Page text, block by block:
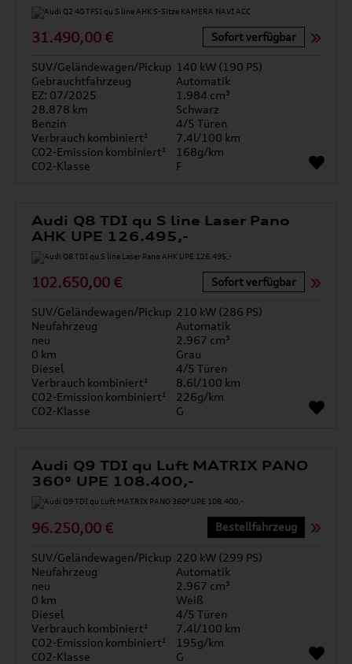
31.490,00 € Sofort verfügbar
SUV/Geländewagen/Pickup 140 kW (190 PS)
Gebrauchtfahrzeug
Automatik
EZ: 07/2025
1.984 cm³
28.878 km
Schwarz
Benzin
4/5 Türen
Verbrauch kombiniert¹
7.4l/100 km
CO2-Emission kombiniert¹
168g/km
CO2-Klasse
F
Audi Q8 TDI qu S line Laser Pano
AHK UPE 126.495,-
102.650,00 € Sofort verfügbar
SUV/Geländewagen/Pickup 210 kW (286 PS)
Neufahrzeug
Automatik
neu
2.967 cm³
0 km
Grau
Diesel
4/5 Türen
Verbrauch kombiniert¹
8.6l/100 km
CO2-Emission kombiniert¹
226g/km
CO2-Klasse
G
Audi Q9 TDI qu Luft MATRIX PANO
360° UPE 108.400,-
96.250,00 € Bestellfahrzeug
SUV/Geländewagen/Pickup 220 kW (299 PS)
Neufahrzeug
Automatik
neu
2.967 cm³
0 km
Weiß
Diesel
4/5 Türen
Verbrauch kombiniert¹
7.4l/100 km
CO2-Emission kombiniert¹
195g/km
CO2-Klasse
G